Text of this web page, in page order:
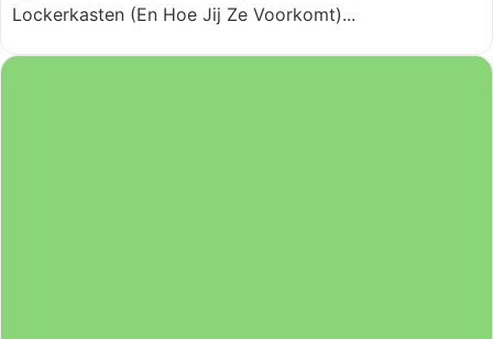
Lockerkasten (En Hoe Jij Ze Voorkomt)...